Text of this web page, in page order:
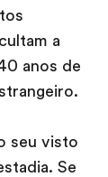
a
anos de
seu visto
Se